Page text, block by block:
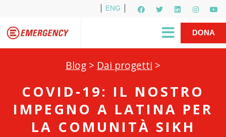
ENG
R1PUD1A
DONA
Blog > Dai progetti >
COVID-19: IL NOSTRO
IMPEGNO A LATINA PER
LA COMUNITÀ SIKH